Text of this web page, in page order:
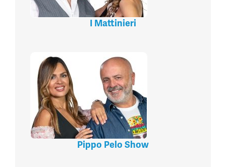
I Mattinieri
Pippo Pelo Show